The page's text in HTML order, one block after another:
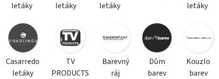
letáky
letáky
letáky
letáky
Casarredo
letáky
TV
PRODUCTS
Barevný
ráj
Dům
barev
Kouzlo
barev